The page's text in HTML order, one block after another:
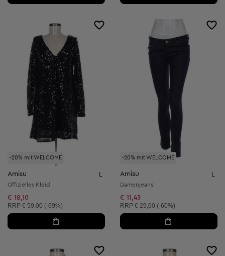
-20% mit WELCOME
Amisu
Offizielles Kleid
€ 18,10
Unverbindliche Preisempfehlung:
RRP € 59,00 (-69%)
-20% mit WELCOME
Amisu
Damenjeans
€ 11,43
Unverbindliche Preisempfehlung:
RRP € 29,00 (-60%)